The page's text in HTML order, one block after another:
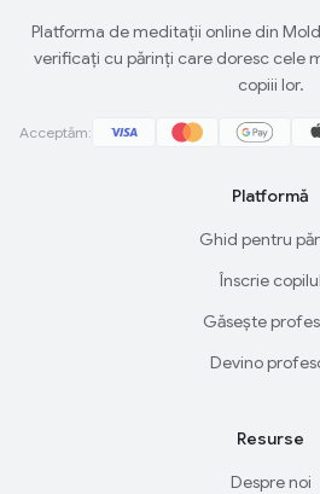
Platforma de meditații online din
verificați cu părinți care doresc cele
copiii lor.
Acceptăm:
Platformă
Ghid pentru
Înscrie copilul
Găsește
Devino
Resurse
Despre noi